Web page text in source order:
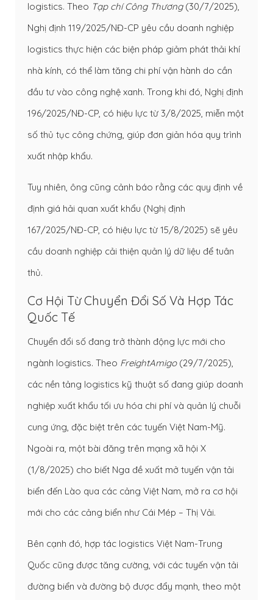
logistics. Theo Tạp chí Công Thương(30/7/2025),
Nghị định 119/2025/NĐ-CP yêu cầu doanh nghiệp
logistics thực hiện các biện pháp giảm phát thải khí
nhà kính, có thể làm tăng chi phí vận hành do cần
đầu tư vào công nghệ xanh. Trong khi đó, Nghị định
196/2025/NĐ-CP, có hiệu lực từ 3/8/2025, miễn một
số thủ tục công chứng, giúp đơn giản hóa quy trình
xuất nhập khẩu.
Tuy nhiên, ông cũng cảnh báo rằng các quy định về
định giá hải quan xuất khẩu (Nghị định
167/2025/NĐ-CP, có hiệu lực từ 15/8/2025) sẽ yêu
cầu doanh nghiệp cải thiện quản lý dữ liệu để tuân
thủ.
Cơ Hội Từ Chuyển Đổi Số Và Hợp Tác
Quốc Tế
Chuyển đổi số đang trở thành động lực mới cho
ngành logistics. Theo FreightAmigo(29/7/2025),
các nền tảng logistics kỹ thuật số đang giúp doanh
nghiệp xuất khẩu tối ưu hóa chi phí và quản lý chuỗi
cung ứng, đặc biệt trên các tuyến Việt Nam-Mỹ.
Ngoài ra, một bài đăng trên mạng xã hội X
(1/8/2025) cho biết Nga đề xuất mở tuyến vận tải
biển đến Lào qua các cảng Việt Nam, mở ra cơ hội
mới cho các cảng biển như Cái Mép – Thị Vải.
Bên cạnh đó, hợp tác logistics Việt Nam-Trung
Quốc cũng được tăng cường, với các tuyến vận tải
đường biển và đường bộ được đẩy mạnh, theo một